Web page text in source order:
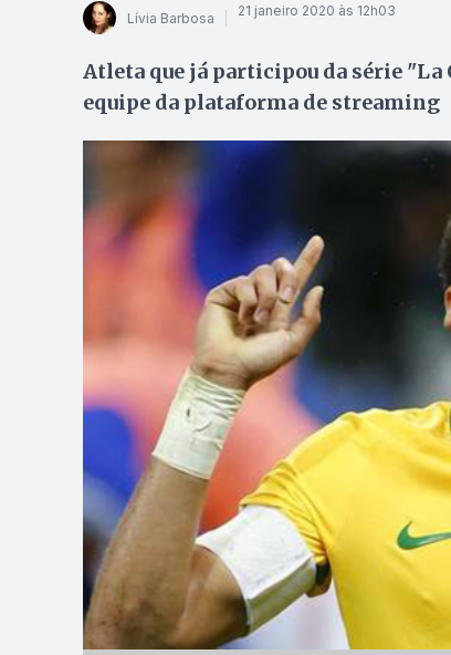
Lívia Barbosa 21 janeiro 2020 às 12h03
Atleta que já participou da série "La
equipe da plataforma de streaming